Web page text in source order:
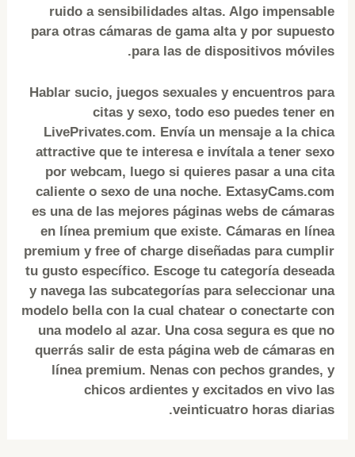
ruido a sensibilidades altas. Algo impensable
para otras cámaras de gama alta y por supuesto
para las de dispositivos móviles.
Hablar sucio, juegos sexuales y encuentros para
citas y sexo, todo eso puedes tener en
LivePrivates.com. Envía un mensaje a la chica
attractive que te interesa e invítala a tener sexo
por webcam, luego si quieres pasar a una cita
caliente o sexo de una noche. ExtasyCams.com
es una de las mejores páginas webs de cámaras
en línea premium que existe. Cámaras en línea
premium y free of charge diseñadas para cumplir
tu gusto específico. Escoge tu categoría deseada
y navega las subcategorías para seleccionar una
modelo bella con la cual chatear o conectarte con
una modelo al azar. Una cosa segura es que no
querrás salir de esta página web de cámaras en
línea premium. Nenas con pechos grandes, y
chicos ardientes y excitados en vivo las
veinticuatro horas diarias.